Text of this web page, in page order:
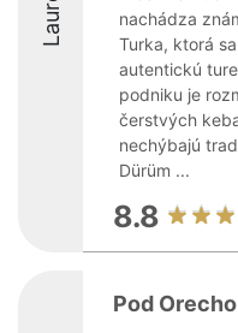
nachádza
Turka, ktorá
autentickú
podniku je
čerstvých
nechýbajú
Dürüm ...
8.8
Pod